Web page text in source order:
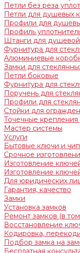
Петли без реза
Петли для душевых
Профили для
Профиль
Штанги для
Фурнитура для
Алюминиевые
Замки для
Петли боковые
Фурнитура для
Поручень для
Профили для
Стойки для
Точечные
Мастер системы
Услуги
Бытовые ключи и
Срочное
Изготовление
Изготовление
Для юридических
Гарантия, качество
Замки
Установка замков
Ремонт замков (в
Восстановление
Кодировка,
Подбор замка на
Бесплатная